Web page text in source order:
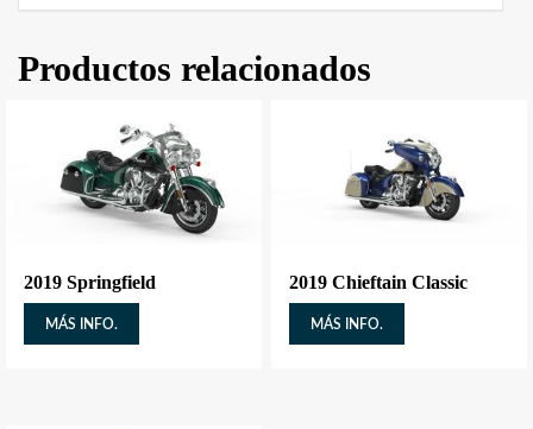
Productos relacionados
2019 Springfield
MÁS INFO.
2019 Chieftain Classic
MÁS INFO.